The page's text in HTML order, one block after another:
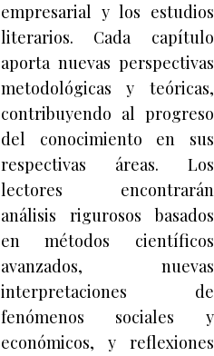
empresarial y los estudios
literarios. Cada capítulo
aporta nuevas perspectivas
metodológicas y teóricas,
contribuyendo al progreso
del conocimiento en sus
respectivas áreas. Los
lectores encontrarán
análisis rigurosos basados
en métodos científicos
avanzados, nuevas
interpretaciones de
fenómenos sociales y
económicos, y reflexiones